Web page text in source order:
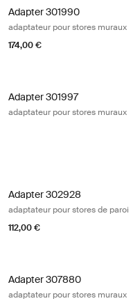
Adapter 301990
adaptateur pour stores muraux
174,00 €
Adapter 301997
adaptateur pour stores muraux
Adapter 302928
adaptateur pour stores de paroi
112,00 €
Adapter 307880
adaptateur pour stores muraux